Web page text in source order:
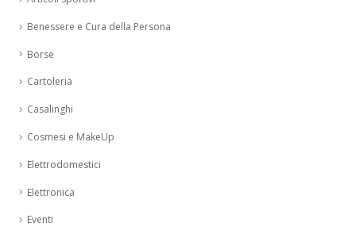
Benessere e Cura della Persona
Borse
Cartoleria
Casalinghi
Cosmesi e MakeUp
Elettrodomestici
Elettronica
Eventi